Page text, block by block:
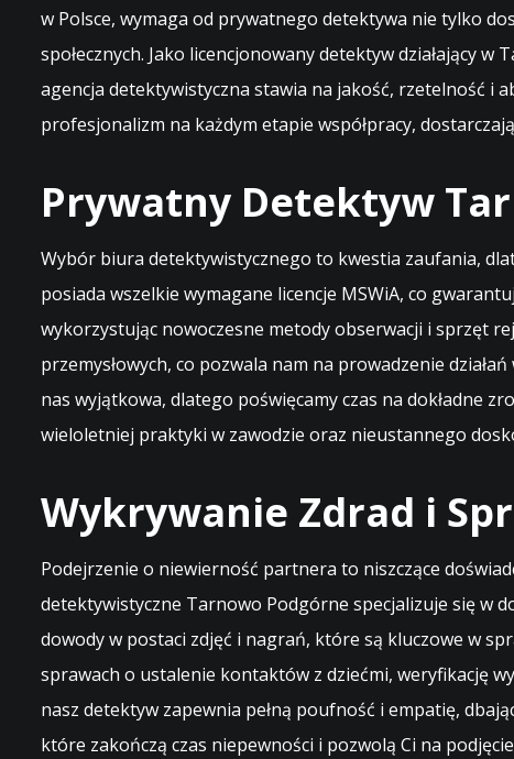
w Polsce, wymaga od prywatnego detektywa nie tylko
społecznych. Jako licencjonowany detektyw działający
agencja detektywistyczna stawia na jakość, rzetelność i
profesjonalizm na każdym etapie współpracy,
Prywatny Detektyw
Wybór biura detektywistycznego to kwestia zaufania,
posiada wszelkie wymagane licencje MSWiA, co
wykorzystując nowoczesne metody obserwacji i sprzęt
przemysłowych, co pozwala nam na prowadzenie
nas wyjątkowa, dlatego poświęcamy czas na dokładne
wieloletniej praktyki w zawodzie oraz nieustannego
Wykrywanie Zdrad i
Podejrzenie o niewierność partnera to niszczące
detektywistyczne Tarnowo Podgórne specjalizuje się w
dowody w postaci zdjęć i nagrań, które są kluczowe w
sprawach o ustalenie kontaktów z dziećmi, weryfikację
nasz detektyw zapewnia pełną poufność i empatię,
które zakończą czas niepewności i pozwolą Ci na